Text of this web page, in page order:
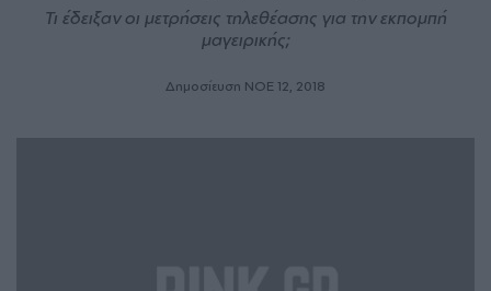
Τι έδειξαν οι μετρήσεις τηλεθέασης για την εκπομπή
μαγειρικής;
Δημοσίευση ΝΟE 12, 2018